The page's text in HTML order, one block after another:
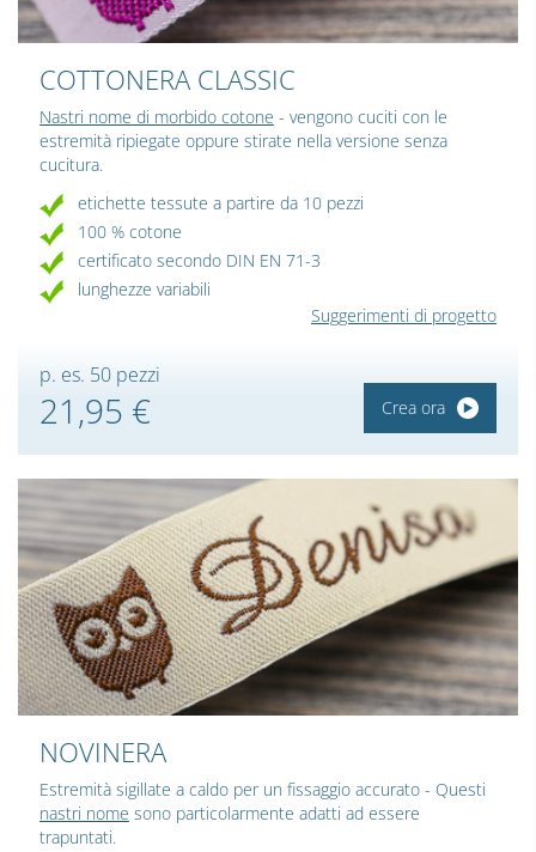
COTTONERA CLASSIC
Nastri nome di morbido cotone - vengono cuciti con le
estremità ripiegate oppure stirate nella versione senza
cucitura.
etichette tessute a partire da 10 pezzi
100 % cotone
certificato secondo DIN EN 71-3
lunghezze variabili
Suggerimenti di progetto
p. es. 50 pezzi
21,95 € Crea ora
NOVINERA
Estremità sigillate a caldo per un fissaggio accurato - Questi
nastri nome sono particolarmente adatti ad essere
trapuntati.